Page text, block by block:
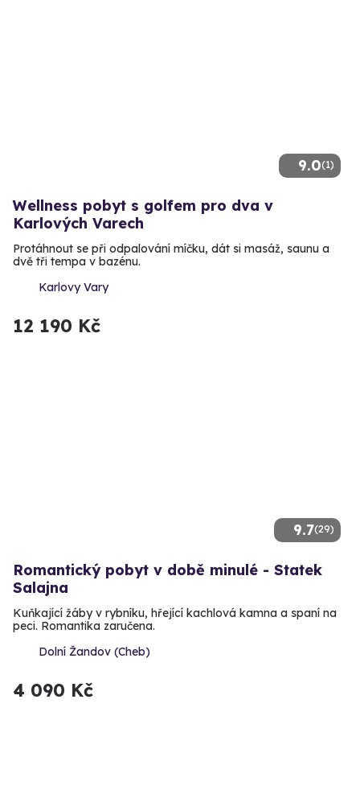
9.0(1)
Wellness pobyt s golfem pro dva v
Karlových Varech
Protáhnout se při odpalování míčku, dát si masáž, saunu a
dvě tři tempa v bazénu.
Karlovy Vary
12 190 Kč
9.7(29)
Romantický pobyt v době minulé - Statek
Salajna
Kuňkající žáby v rybníku, hřející kachlová kamna a spaní na
peci. Romantika zaručena.
Dolní Žandov (Cheb)
4 090 Kč